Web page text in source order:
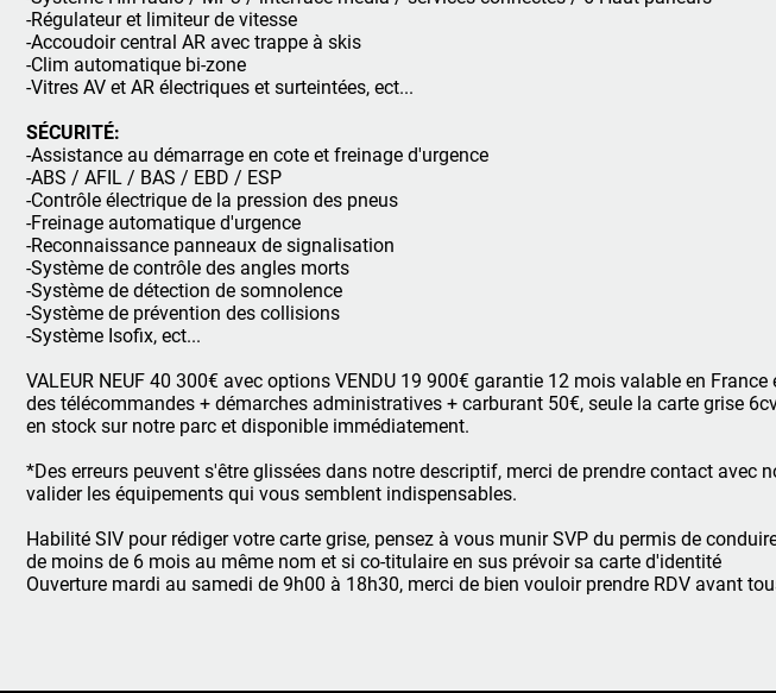
-Régulateur et limiteur de vitesse
-Accoudoir central AR avec trappe à skis
-Clim automatique bi-zone
-Vitres AV et AR électriques et surteintées, ect...
SÉCURITÉ:
-Assistance au démarrage en cote et freinage d'urgence
-ABS / AFIL / BAS / EBD / ESP
-Contrôle électrique de la pression des pneus
-Freinage automatique d'urgence
-Reconnaissance panneaux de signalisation
-Système de contrôle des angles morts
-Système de détection de somnolence
-Système de prévention des collisions
-Système Isofix, ect...
VALEUR NEUF 40 300€ avec options VENDU 19 900€ garantie 12 mois valable en
des télécommandes + démarches administratives + carburant 50€, seule la carte grise
en stock sur notre parc et disponible immédiatement.
*Des erreurs peuvent s'être glissées dans notre descriptif, merci de prendre contact avec
valider les équipements qui vous semblent indispensables.
Habilité SIV pour rédiger votre carte grise, pensez à vous munir SVP du permis de
de moins de 6 mois au même nom et si co-titulaire en sus prévoir sa carte d'identité
Ouverture mardi au samedi de 9h00 à 18h30, merci de bien vouloir prendre RDV avant